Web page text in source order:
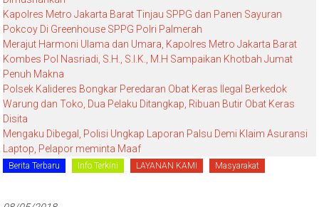
Kapolres Metro Jakarta Barat Tinjau SPPG dan Panen Sayuran
Pokcoy Di Greenhouse SPPG Polri Palmerah
Merajut Harmoni Ulama dan Umara, Kapolres Metro Jakarta Barat
Kombes Pol Nasriadi, S.H., S.I.K., M.H Sampaikan Khotbah Jumat
Penuh Makna
Polsek Kalideres Bongkar Peredaran Obat Keras Ilegal Berkedok
Warung dan Toko, Dua Pelaku Ditangkap, Ribuan Butir Obat Keras
Disita
Mengaku Dibegal, Polisi Ungkap Laporan Palsu Demi Klaim Asuransi
Laptop, Pelapor meminta Maaf
Berita Terbaru Info Terkini LAYANAN KAMI Masyarakat